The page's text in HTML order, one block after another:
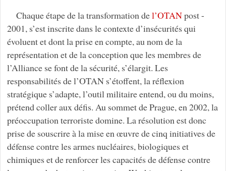
Chaque étape de la transformation del’OTANpost -
2001, s’est inscrite dans le contexte d’insécurités qui
évoluent et dont la prise en compte, au nom de la
représentation et de la conception que les membres de
l’Alliance se font de la sécurité, s’élargit. Les
responsabilités de l’OTAN s’étoffent, la réflexion
stratégique s’adapte, l’outil militaire entend, ou du moins,
prétend coller aux défis. Au sommet de Prague, en 2002, la
préoccupation terroriste domine. La résolution est donc
prise de souscrire à la mise en œuvre de cinq initiatives de
défense contre les armes nucléaires, biologiques et
chimiques et de renforcer les capacités de défense contre